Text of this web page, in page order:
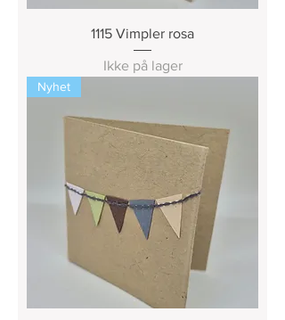
1115 Vimpler rosa
Ikke på lager
Nyhet